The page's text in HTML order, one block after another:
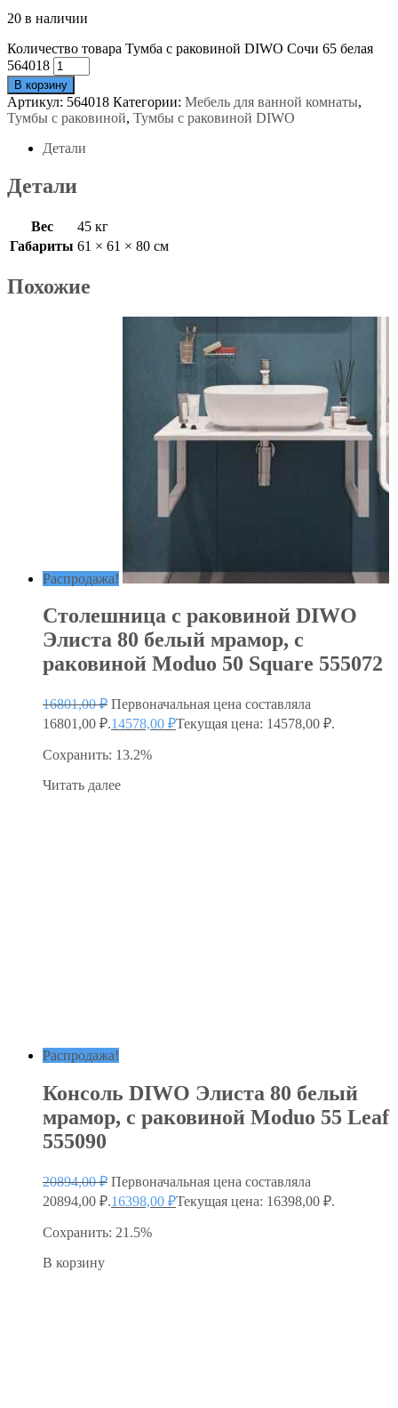
20 в наличии
Количество товара Тумба с раковиной DIWO Сочи 65 белая
564018
В корзину
Артикул: 564018 Категории: Мебель для ванной комнаты,
Тумбы с раковиной, Тумбы с раковиной DIWO
Детали
Детали
Вес
45 кг
Габариты 61 × 61 × 80 см
Похожие
Распродажа!
Столешница с раковиной DIWO
Элиста 80 белый мрамор, с
раковиной Moduo 50 Square 555072
16801,00₽ Первоначальная цена составляла
16801,00 ₽.14578,00 ₽Текущая цена: 14578,00 ₽.
Сохранить: 13.2%
Читать далее
Распродажа!
Консоль DIWO Элиста 80 белый
мрамор, с раковиной Moduo 55 Leaf
555090
20894,00₽ Первоначальная цена составляла
20894,00 ₽.16398,00 ₽Текущая цена: 16398,00 ₽.
Сохранить: 21.5%
В корзину